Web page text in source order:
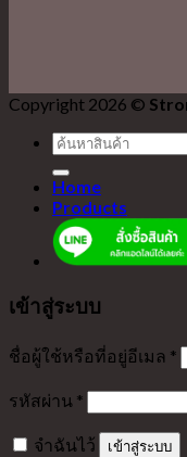
Copyright 2026 ©
ค้นหา:
Home
Products
เข้าสู่ระบบ
ชื่อผู้ใช้หรือที่อยู่อีเมล *
รหัสผ่าน *
จำฉันไว้ เข้าสู่ระบบ